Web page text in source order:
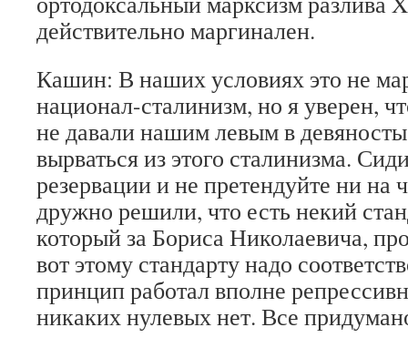
действительно маргинален.
Кашин: В наших условиях это не
национал-сталинизм, но я уверен,
не давали нашим левым в
вырваться из этого сталинизма.
резервации и не претендуйте ни на
дружно решили, что есть некий
который за Бориса Николаевича,
вот этому стандарту надо
принцип работал вполне
никаких нулевых нет. Все